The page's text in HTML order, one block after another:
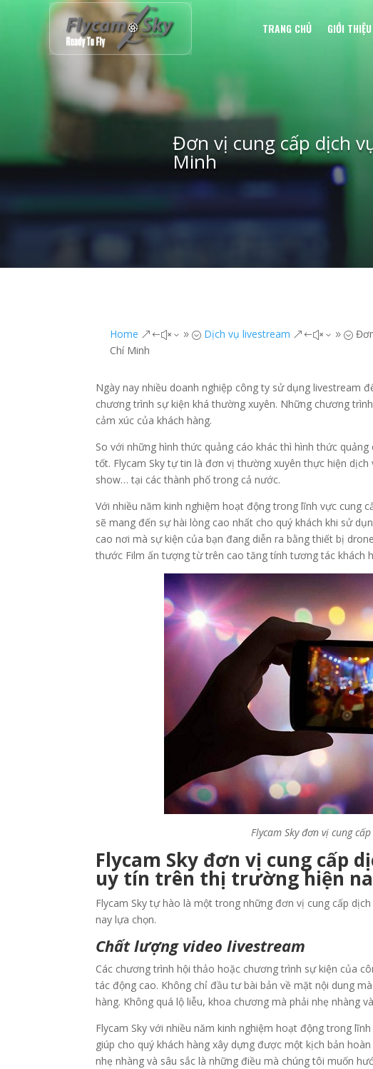
TRANG CHỦ GIỚI THIỆU
Đơn vị cung cấp dịch
Minh
Home &#x39; Dịch vụ livestream &#x39;
Chí Minh
Ngày nay nhiều doanh nghiệp công ty sử dụng livestream
chương trình sự kiện khá thường xuyên. Những chương
cảm xúc của khách hàng.
So với những hình thức quảng cáo khác thì hình thức
tốt. Flycam Sky tự tin là đơn vị thường xuyên thực hiện
show… tại các thành phố trong cả nước.
Với nhiều năm kinh nghiệm hoạt động trong lĩnh vực cung
sẽ mang đến sự hài lòng cao nhất cho quý khách khi sử
cao nơi mà sự kiện của bạn đang diễn ra bằng thiết bị
thước Film ấn tượng từ trên cao tăng tính tương tác khách
Flycam Sky đơn vị cung
Flycam Sky đơn vị cung cấp
uy tín trên thị trường hiện
Flycam Sky tự hào là một trong những đơn vị cung cấp
nay lựa chọn.
Chất lượng video livestream
Các chương trình hội thảo hoặc chương trình sự kiện của
tác động cao. Không chỉ đầu tư bài bản về mặt nội dung
hàng. Không quá lộ liễu, khoa chương mà phải nhẹ nhàng
Flycam Sky với nhiều năm kinh nghiệm hoạt động trong
giúp cho quý khách hàng xây dựng được một kịch bản
nhẹ nhàng và sâu sắc là những điều mà chúng tôi muốn